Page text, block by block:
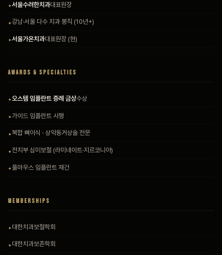
서울수려한치과대표원장
강남·서울 다수 치과 봉직 (10년+)
서울가온치과대표원장 (현)
AWARDS & SPECIALTIES
오스템 임플란트 증례 금상수상
가이드 임플란트 시행
복합 뼈이식 · 상악동거상술 전문
전치부 심미보철 (라미네이트·지르코니아)
풀마우스 임플란트 재건
MEMBERSHIPS
대한치과보철학회
대한치과보존학회